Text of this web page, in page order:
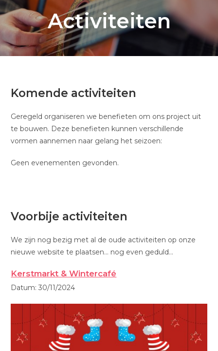
Activiteiten
Komende activiteiten
Geregeld organiseren we benefieten om ons project uit
te bouwen. Deze benefieten kunnen verschillende
vormen aannemen naar gelang het seizoen:
Geen evenementen gevonden.
Voorbije activiteiten
We zijn nog bezig met al de oude activiteiten op onze
nieuwe website te plaatsen… nog even geduld…
Kerstmarkt & Wintercafé
Datum:30/11/2024